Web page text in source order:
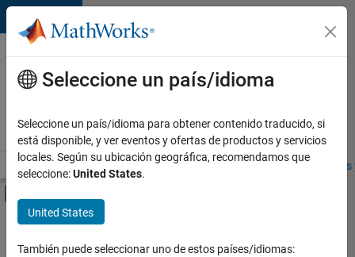
Saltar al contenido
Ofertas
de
empleo
MathWorks
Visión general Búsqueda de empleo Oficinas locales
Contenido principal
FILTRADO POR
Seleccione un país/idioma
Seleccione un país/idioma para obtener contenido traducido, si
está disponible, y ver eventos y ofertas de productos y servicios
locales. Según su ubicación geográfica, recomendamos que
seleccione:United States.
United States
También puede seleccionar uno de estos países/idiomas: